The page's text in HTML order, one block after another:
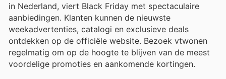
in Nederland, viert Black Friday met spectaculaire
aanbiedingen. Klanten kunnen de nieuwste
weekadvertenties, catalogi en exclusieve deals
ontdekken op de officiële website. Bezoek vtwonen
regelmatig om op de hoogte te blijven van de meest
voordelige promoties en aankomende kortingen.